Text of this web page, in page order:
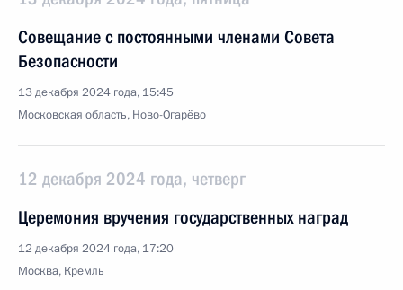
Совещание с постоянными членами Совета
Безопасности
13 декабря 2024 года, 15:45
Московская область, Ново-Огарёво
12 декабря 2024 года, четверг
Церемония вручения государственных наград
12 декабря 2024 года, 17:20
Москва, Кремль